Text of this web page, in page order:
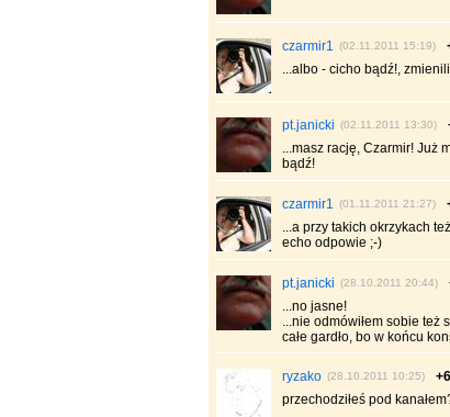
czarmir1 (02.11.2011 15:19)
...albo - cicho bądź!,
pt.janicki (02.11.2011 13:30)
...masz rację, Czarmir! Już
bądź!
czarmir1 (01.11.2011 21:27)
...a przy takich okrzykach
echo odpowie ;-)
pt.janicki (28.10.2011 20:44)
...no jasne!
...nie odmówiłem sobie
całe gardło, bo w końcu
ryzako (28.10.2011 10:25)
+6
przechodziłeś pod